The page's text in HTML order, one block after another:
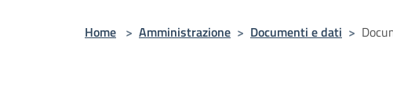
Home > Amministrazione > Documenti e dati >